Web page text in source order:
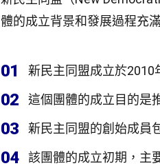
體的成立背景和發展過程充
01 新民主同盟成立於2010
02 這個團體的成立目的是
03 新民主同盟的創始成員
04 該團體的成立初期，主